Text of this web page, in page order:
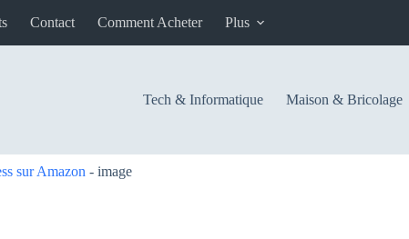
Contact Comment Acheter Plus
Tech & Informatique Maison & Bricolage
sur Amazon - image